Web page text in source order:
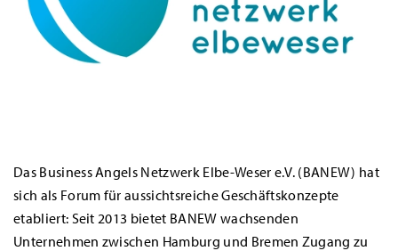
Das Business Angels Netzwerk Elbe-Weser e.V. (BANEW) hat
sich als Forum für aussichtsreiche Geschäftskonzepte
etabliert: Seit 2013 bietet BANEW wachsenden
Unternehmen zwischen Hamburg und Bremen Zugang zu